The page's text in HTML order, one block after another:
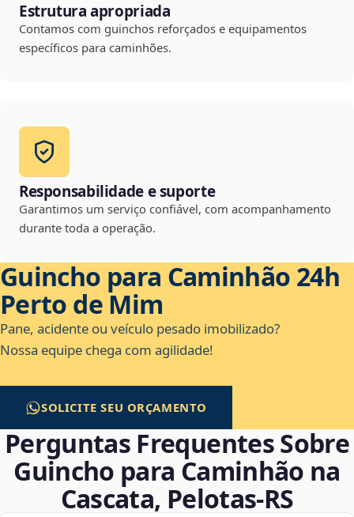
Estrutura apropriada
Contamos com guinchos reforçados e equipamentos
específicos para caminhões.
Responsabilidade e suporte
Garantimos um serviço confiável, com acompanhamento
durante toda a operação.
Guincho para Caminhão 24h
Perto de Mim
Pane, acidente ou veículo pesado imobilizado?
Nossa equipe chega com agilidade!
SOLICITE SEU ORÇAMENTO
Perguntas Frequentes Sobre
Guincho para Caminhão na
Cascata, Pelotas‑RS